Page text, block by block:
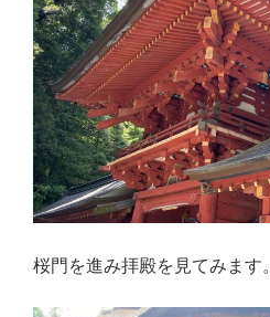
桜門を進み拝殿を見てみます。